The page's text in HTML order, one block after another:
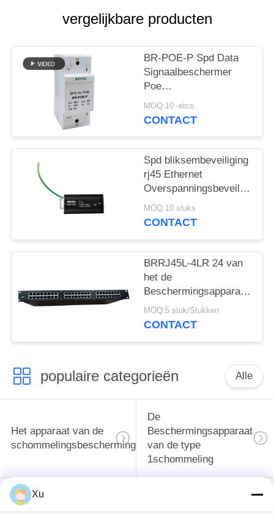
vergelijkbare producten
BR-POE-P Spd Data
Signaalbeschermer
Poe
Overspanningsbeveiliging
48V China ethernet
camera
MOQ:10 -stcs
CONTACT
Spd bliksembeveiliging
rj45 Ethernet
Overspanningsbeveiliging
Signaal 1000Mbps
China ethernet
MOQ:10 stuks
CONTACT
BRRJ45L-4LR 24 van
het de
Beschermingsapparaat
van de Havenrj45
Ethernet Schommeling
MOQ:5 stuk/Stukken
CONTACT
populaire categorieën Alle
Het apparaat van de
schommelingsbescherming
De
Beschermingsapparaat
van de type
1schommeling
Type - het Apparaat
schommelings
Xu